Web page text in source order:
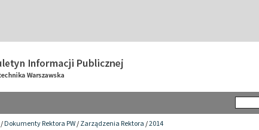
/Dokumenty Rektora PW/Zarządzenia Rektora/2014